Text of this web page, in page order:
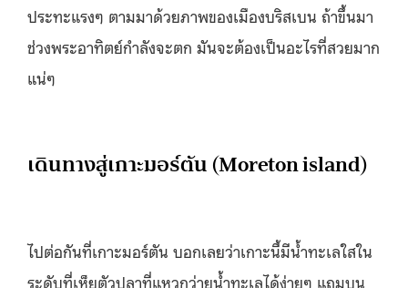
ประทะแรงๆ ตามมาด้วยภาพของเมืองบริสเบน ถ้าขึ้นมา
ช่วงพระอาทิตย์กำลังจะตก มันจะต้องเป็นอะไรที่สวยมาก
แน่ๆ
เดินทางสู่เกาะมอร์ตัน (Moreton island)
ไปต่อกันที่เกาะมอร์ตัน บอกเลยว่าเกาะนี้มีน้ำทะเลใสใน
ระดับที่เห็ยตัวปลาที่แหวกว่ายน้ำทะเลได้ง่ายๆ แถมบน